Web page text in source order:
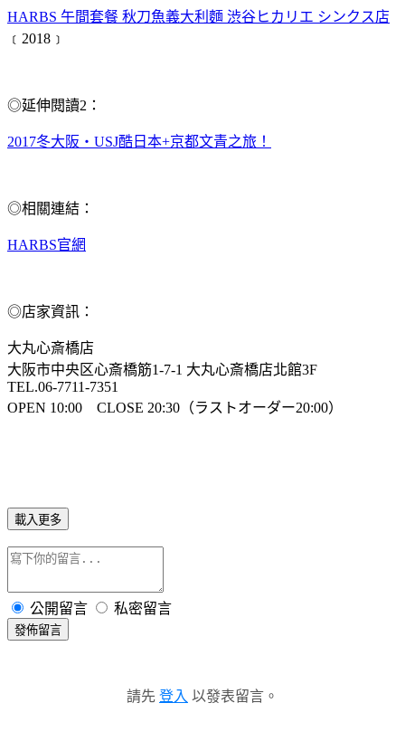
HARBS 午間套餐 秋刀魚義大利麵 渋谷ヒカリエ シンクス店
﹝2018﹞
◎延伸閱讀2：
2017冬大阪‧USJ酷日本+京都文青之旅！
◎相關連結：
HARBS官網
◎店家資訊：
大丸心斎橋店
大阪市中央区心斎橋筋1-7-1 大丸心斎橋店北館3F
TEL.06-7711-7351
OPEN 10:00 CLOSE 20:30（ラストオーダー20:00）
載入更多
公開留言 私密留言
發佈留言
請先 登入 以發表留言。